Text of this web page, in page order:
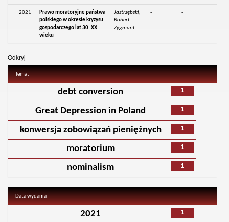
2021
Prawo moratoryjne państwa
polskiego w okresie kryzysu
gospodarczego lat 30. XX
wieku
Jastrzębski,
Robert
Zygmunt
- -
Odkryj
Temat
1
debt conversion
1
Great Depression in Poland
1
konwersja zobowiązań pieniężnych
1
moratorium
1
nominalism
Data wydania
1
2021